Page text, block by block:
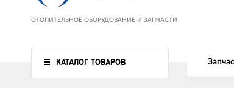
ОТОПИТЕЛЬНОЕ ОБОРУДОВАНИЕ И ЗАПЧАСТИ
КАТАЛОГ ТОВАРОВ